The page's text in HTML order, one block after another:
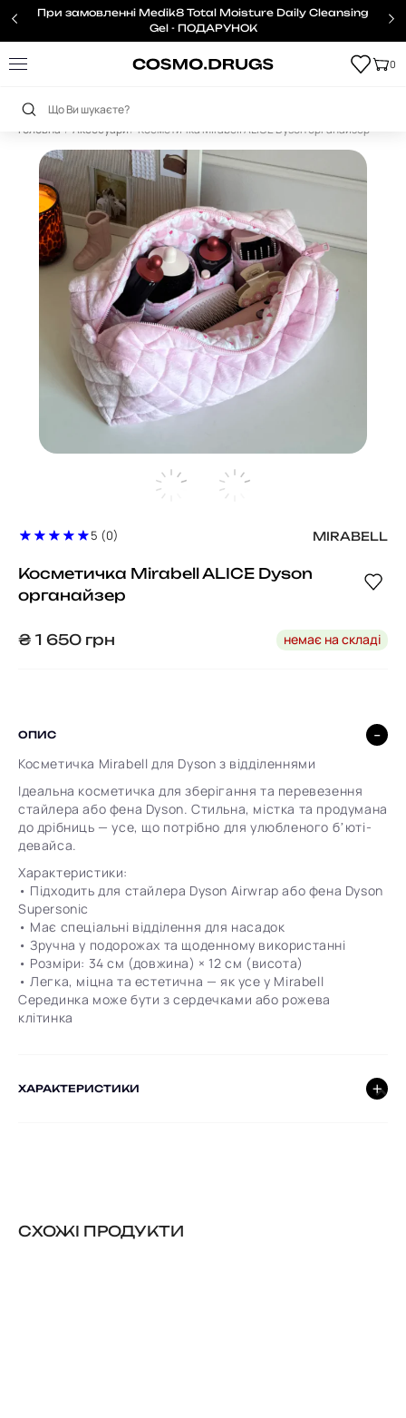
При замовленні Medik8 Total Moisture Daily Cleansing
Gel - ПОДАРУНОК
0
Головна Аксесуари Косметичка Mirabell ALICE Dyson органайзер
5 (0) MIRABELL
Косметичка Mirabell ALICE Dyson
органайзер
₴ 1 650 грн немає на складі
ОПИС
Косметичка Mirabell для Dyson з відділеннями
Ідеальна косметичка для зберігання та перевезення
стайлера або фена Dyson. Стильна, містка та продумана
до дрібниць — усе, що потрібно для улюбленого бʼюті-
девайса.
Характеристики:
• Підходить для стайлера Dyson Airwrap або фена Dyson
Supersonic
• Має спеціальні відділення для насадок
• Зручна у подорожах та щоденному використанні
• Розміри: 34 см (довжина) × 12 см (висота)
• Легка, міцна та естетична — як усе у Mirabell
Серединка може бути з сердечками або рожева
клітинка
ХАРАКТЕРИСТИКИ
CХОЖІ ПРОДУКТИ